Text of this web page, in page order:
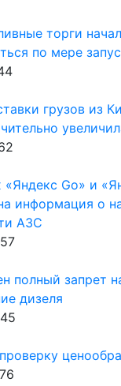
торги
по мере
грузов из
Go» и
информация о
АЗС
57
полный запрет
дизеля
45
76